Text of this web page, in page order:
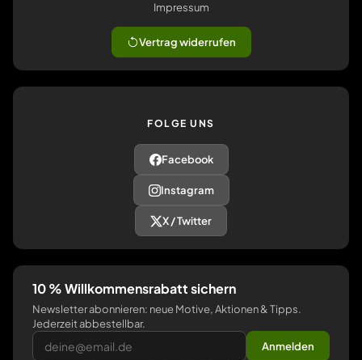
Impressum
Vertrag widerrufen
FOLGE UNS
Facebook
Instagram
X / Twitter
10 % Willkommensrabatt sichern
Newsletter abonnieren: neue Motive, Aktionen & Tipps.
Jederzeit abbestellbar.
Anmelden